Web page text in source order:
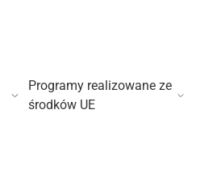
Programy realizowane ze
środków UE